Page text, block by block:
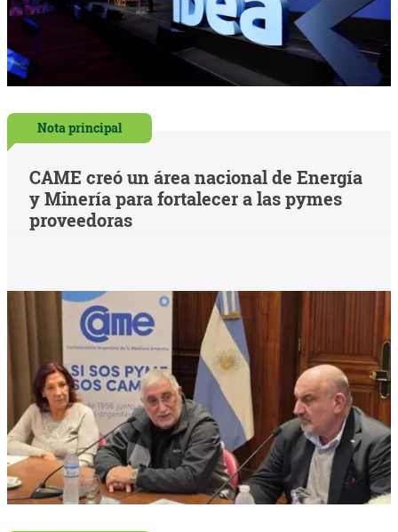
Nota principal
CAME creó un área nacional de Energía
y Minería para fortalecer a las pymes
proveedoras